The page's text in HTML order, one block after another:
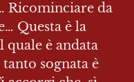
Ricominciare da
Questa è la
quale è andata
sognata è